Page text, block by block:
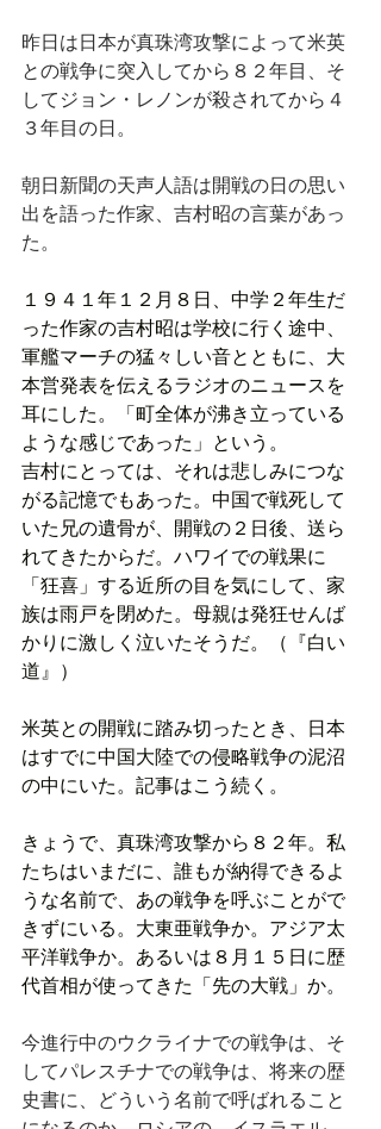
昨日は日本が真珠湾攻撃によって米英
との戦争に突入してから８２年目、そ
してジョン・レノンが殺されてから４
３年目の日。
朝日新聞の天声人語は開戦の日の思い
出を語った作家、吉村昭の言葉があっ
た。
１９４１年１２月８日、中学２年生だ
った作家の吉村昭は学校に行く途中、
軍艦マーチの猛々しい音とともに、大
本営発表を伝えるラジオのニュースを
耳にした。「町全体が沸き立っている
ような感じであった」という。
吉村にとっては、それは悲しみにつな
がる記憶でもあった。中国で戦死して
いた兄の遺骨が、開戦の２日後、送ら
れてきたからだ。ハワイでの戦果に
「狂喜」する近所の目を気にして、家
族は雨戸を閉めた。母親は発狂せんば
かりに激しく泣いたそうだ。（『白い
道』）
米英との開戦に踏み切ったとき、日本
はすでに中国大陸での侵略戦争の泥沼
の中にいた。記事はこう続く。
きょうで、真珠湾攻撃から８２年。私
たちはいまだに、誰もが納得できるよ
うな名前で、あの戦争を呼ぶことがで
きずにいる。大東亜戦争か。アジア太
平洋戦争か。あるいは８月１５日に歴
代首相が使ってきた「先の大戦」か。
今進行中のウクライナでの戦争は、そ
してパレスチナでの戦争は、将来の歴
史書に、どういう名前で呼ばれること